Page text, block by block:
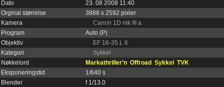
Dato
23. 08 2008 11:40
Orginal størrelse
3888 x 2592 pixler
Kamera
Canon 1D mk III a
Program
Auto (P)
Objektiv
EF 16-35 L II
Kategori
Sykkel
Nøkkelord
Markathriller'n Offroad Sykkel
TVK
Eksponeringstid
1/640 s
Blender
f 1/13.0